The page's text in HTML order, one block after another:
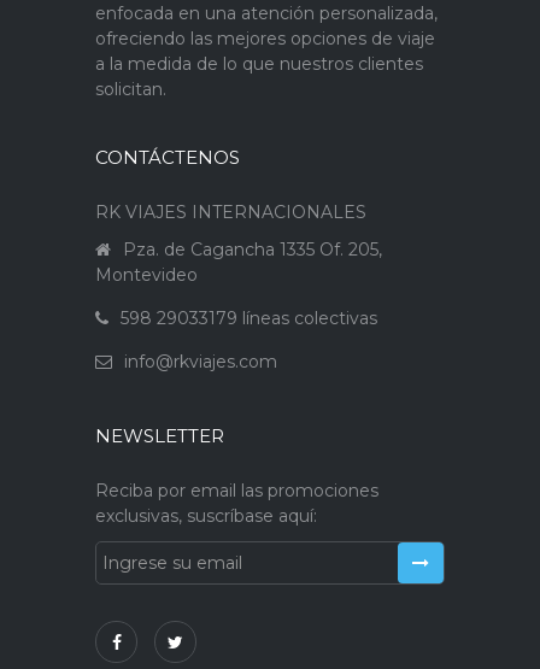
enfocada en una atención personalizada,
ofreciendo las mejores opciones de viaje
a la medida de lo que nuestros clientes
solicitan.
CONTÁCTENOS
RK VIAJES INTERNACIONALES
Pza. de Cagancha 1335 Of. 205,
Montevideo
598 29033179 líneas colectivas
info@rkviajes.com
NEWSLETTER
Reciba por email las promociones
exclusivas, suscríbase aquí: